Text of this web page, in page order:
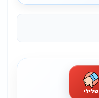
שלילי